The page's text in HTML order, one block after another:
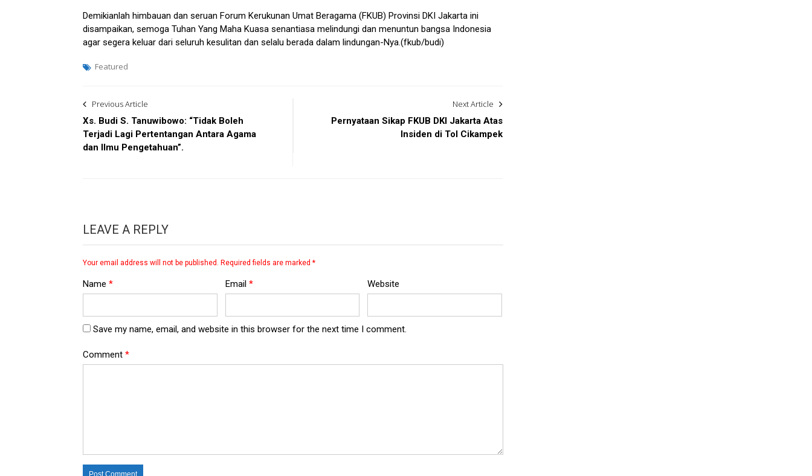
Demikianlah himbauan dan seruan Forum Kerukunan Umat Beragama (FKUB) Provinsi DKI Jakarta ini
disampaikan, semoga Tuhan Yang Maha Kuasa senantiasa melindungi dan menuntun bangsa Indonesia
agar segera keluar dari seluruh kesulitan dan selalu berada dalam lindungan-Nya.(fkub/budi)
Featured
navigation
Previous Article
Xs. Budi S. Tanuwibowo: “Tidak Boleh
Terjadi Lagi Pertentangan Antara Agama
dan Ilmu Pengetahuan”.
Next Article
Pernyataan Sikap FKUB DKI Jakarta Atas
Insiden di Tol Cikampek
LEAVE A REPLY
Your email address will not be published. Required fields are marked *
Name * Email * Website
Save my name, email, and website in this browser for the next time I comment.
Comment *